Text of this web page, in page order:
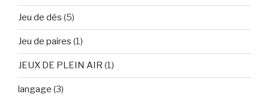
Jeu de dés (5)
Jeu de paires (1)
JEUX DE PLEIN AIR (1)
langage (3)